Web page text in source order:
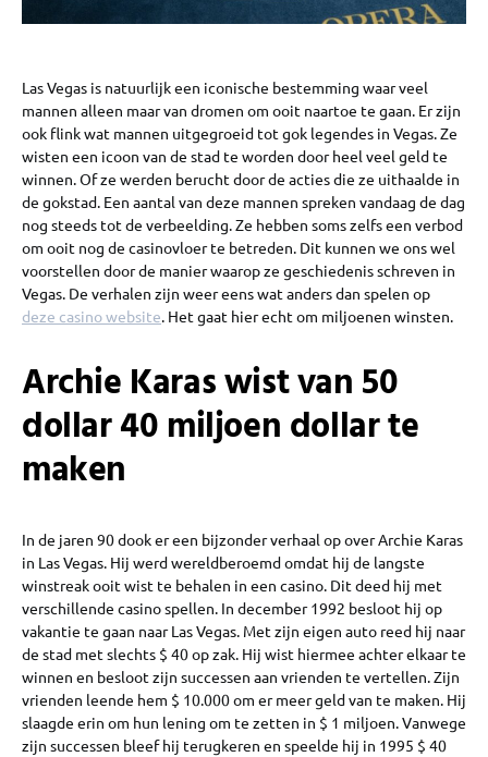
Las Vegas is natuurlijk een iconische bestemming waar veel
mannen alleen maar van dromen om ooit naartoe te gaan. Er zijn
ook flink wat mannen uitgegroeid tot gok legendes in Vegas. Ze
wisten een icoon van de stad te worden door heel veel geld te
winnen. Of ze werden berucht door de acties die ze uithaalde in
de gokstad. Een aantal van deze mannen spreken vandaag de dag
nog steeds tot de verbeelding. Ze hebben soms zelfs een verbod
om ooit nog de casinovloer te betreden. Dit kunnen we ons wel
voorstellen door de manier waarop ze geschiedenis schreven in
Vegas. De verhalen zijn weer eens wat anders dan spelen op
deze casino website. Het gaat hier echt om miljoenen winsten.
Archie Karas wist van 50
dollar 40 miljoen dollar te
maken
In de jaren 90 dook er een bijzonder verhaal op over Archie Karas
in Las Vegas. Hij werd wereldberoemd omdat hij de langste
winstreak ooit wist te behalen in een casino. Dit deed hij met
verschillende casino spellen. In december 1992 besloot hij op
vakantie te gaan naar Las Vegas. Met zijn eigen auto reed hij naar
de stad met slechts $ 40 op zak. Hij wist hiermee achter elkaar te
winnen en besloot zijn successen aan vrienden te vertellen. Zijn
vrienden leende hem $ 10.000 om er meer geld van te maken. Hij
slaagde erin om hun lening om te zetten in $ 1 miljoen. Vanwege
zijn successen bleef hij terugkeren en speelde hij in 1995 $ 40